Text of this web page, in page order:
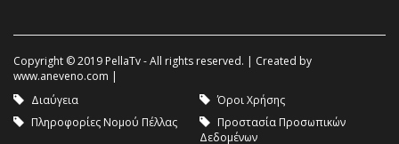
Copyright © 2019 PellaTv - All rights reserved. | Created by
www.aneveno.com |
Διαύγεια
Όροι Χρήσης
Πληροφορίες Νομού Πέλλας
Προστασία Προσωπικών
Δεδομένων